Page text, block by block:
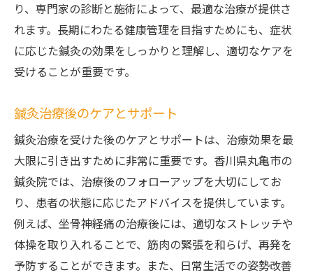
り、専門家の診断と施術によって、最適な治療が提供さ
れます。長期にわたる健康管理を目指すためにも、症状
に応じた鍼灸の効果をしっかりと理解し、適切なケアを
受けることが重要です。
鍼灸治療後のケアとサポート
鍼灸治療を受けた後のケアとサポートは、治療効果を最
大限に引き出すために非常に重要です。香川県丸亀市の
鍼灸院では、治療後のフォローアップを大切にしてお
り、患者の状態に応じたアドバイスを提供しています。
例えば、坐骨神経痛の治療後には、適切なストレッチや
体操を取り入れることで、筋肉の緊張を和らげ、再発を
予防することができます。また、日常生活での姿勢改善